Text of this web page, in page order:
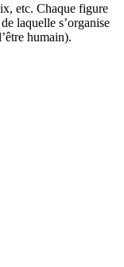
etc. Chaque figure
laquelle s’organise
humain).